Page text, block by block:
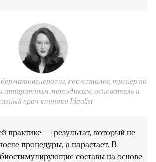
косметолог, тренер по
аппаратным методикам, основатель и
врач клиники Idealist
практике — результат, который не
процедуры, а нарастает. В
составы на основе